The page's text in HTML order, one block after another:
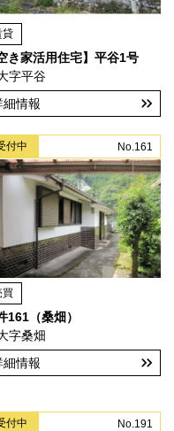
貸
き家活用住宅】平谷1号
字平谷
細情報
付中 No.161
買
161（桑畑）
字桑畑
細情報
付中 No.191